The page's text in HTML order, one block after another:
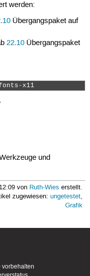
werden:
Übergangspaket auf
22.10 Übergangspaket
x11
und
von Ruth-Wies erstellt.
zugewiesen:ungetestet,
Grafik
vorbehalten